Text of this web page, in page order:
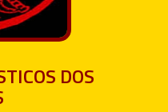
DOS